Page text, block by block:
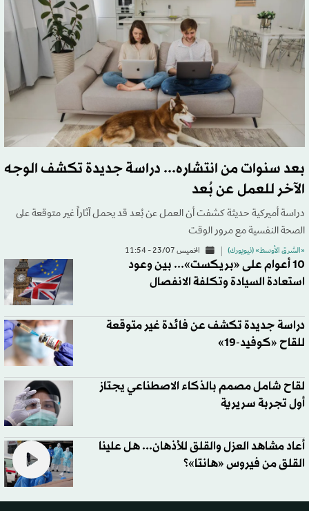
بعد سنوات من انتشاره... دراسة جديدة تكشف الوجه
الآخر للعمل عن بُعد
دراسة أميركية حديثة كشفت أن العمل عن بُعد قد يحمل آثاراً غير متوقعة على
الصحة النفسية مع مرور الوقت
«الشرق الأوسط» (نيويورك) الخميس 23/07 - 11:54
10 أعوام على «بريكست»... بين وعود
استعادة السيادة وتكلفة الانفصال
دراسة جديدة تكشف عن فائدة غير متوقعة
للقاح «كوفيد-19»
لقاح شامل مصمم بالذكاء الاصطناعي يجتاز
أول تجربة سريرية
أعاد مشاهد العزل والقلق للأذهان... هل علينا
القلق من فيروس «هانتا»؟